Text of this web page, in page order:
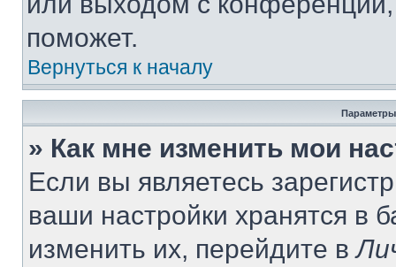
поможет.
Вернуться к началу
Параметры
» Как мне изменить мои
Если вы являетесь
ваши настройки хранятся в
изменить их, перейдите в